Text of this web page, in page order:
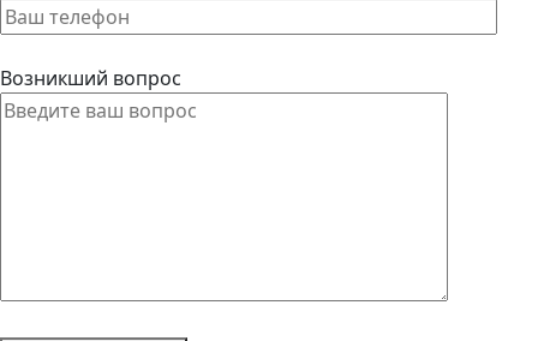
Возникший вопрос